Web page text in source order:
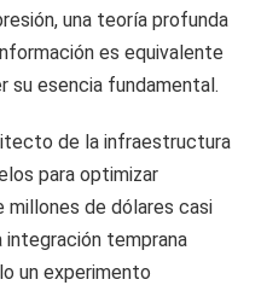
una teoría profunda
es equivalente
su esencia fundamental.
de la infraestructura
para optimizar
millones de dólares casi
integración temprana
un experimento